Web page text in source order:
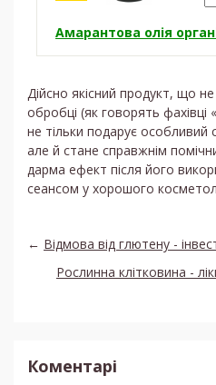
Амарантова олія
Дійсно якісний продукт, що не
обробці (як говорять
не тільки подарує
але й стане справжнім
дарма ефект після його
сеансом у хорошого
← Відмова від глютену -
Рослинна клітковина -
Коментарі